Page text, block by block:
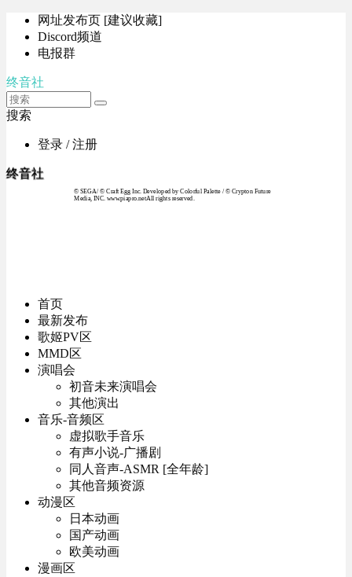
网址发布页 [建议收藏]
Discord频道
电报群
终音社
搜索
登录 / 注册
终音社
© SEGA / © Craft Egg Inc. Developed by Colorful Palette / © Crypton Future
Media, INC. www.piapro.netAll rights reserved.
首页
最新发布
歌姬PV区
MMD区
演唱会
初音未来演唱会
其他演出
音乐-音频区
虚拟歌手音乐
有声小说-广播剧
同人音声-ASMR [全年龄]
其他音频资源
动漫区
日本动画
国产动画
欧美动画
漫画区